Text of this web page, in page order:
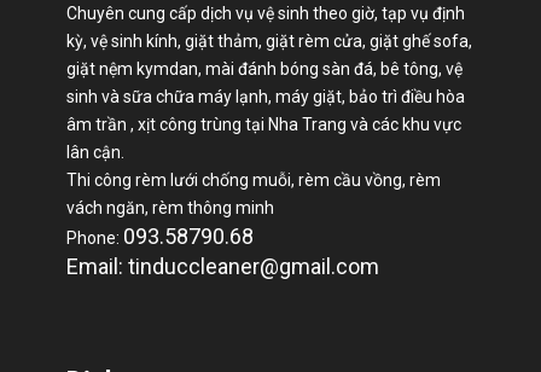
Chuyên cung cấp dịch vụ vệ sinh theo giờ, tạp vụ định
kỳ, vệ sinh kính, giặt thảm, giặt rèm cửa, giặt ghế sofa,
giặt nệm kymdan, mài đánh bóng sàn đá, bê tông, vệ
sinh và sữa chữa máy lạnh, máy giặt, bảo trì điều hòa
âm trần , xịt công trùng tại Nha Trang và các khu vực
lân cận.
Thi công rèm lưới chống muỗi, rèm cầu vồng, rèm
vách ngăn, rèm thông minh
Phone: 093.58790.68
Email: tinduccleaner@gmail.com